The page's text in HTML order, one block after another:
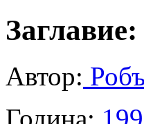
Автор:
Година: